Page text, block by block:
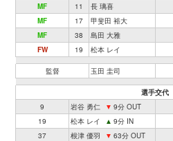
MF
11 長 璃喜
MF
17 甲斐田 裕大
MF
38 島田 大雅
FW
19 松本 レイ
監督 玉田 圭司
選手交代
9
岩谷 勇仁 ▼ 9分 OUT
19
松本 レイ ▲ 9分 IN
37
根津 優羽 ▼ 63分 OUT